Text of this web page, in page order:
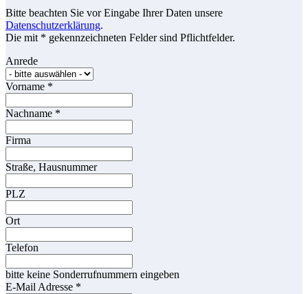
Bitte beachten Sie vor Eingabe Ihrer Daten unsere
Datenschutzerklärung.
Die mit * gekennzeichneten Felder sind Pflichtfelder.
Anrede
Vorname *
Nachname *
Firma
Straße, Hausnummer
PLZ
Ort
Telefon
bitte keine Sonderrufnummern eingeben
E-Mail Adresse *